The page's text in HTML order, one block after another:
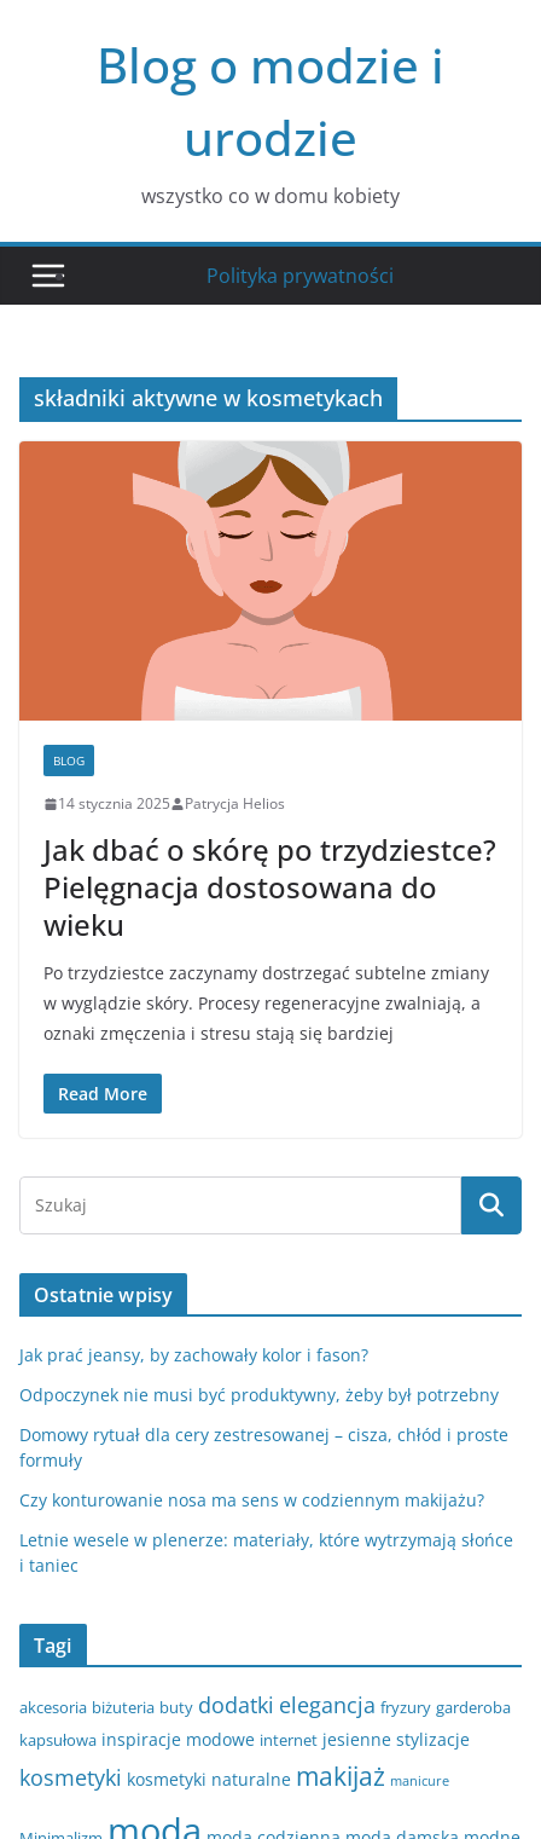
Blog o modzie i
urodzie
wszystko co w domu kobiety
Polityka prywatności
składniki aktywne w kosmetykach
BLOG
14 stycznia 2025 Patrycja Helios
Jak dbać o skórę po trzydziestce?
Pielęgnacja dostosowana do
wieku
Po trzydziestce zaczynamy dostrzegać subtelne zmiany
w wyglądzie skóry. Procesy regeneracyjne zwalniają, a
oznaki zmęczenia i stresu stają się bardziej
Read More
Ostatnie wpisy
Jak prać jeansy, by zachowały kolor i fason?
Odpoczynek nie musi być produktywny, żeby był potrzebny
Domowy rytuał dla cery zestresowanej – cisza, chłód i proste
formuły
Czy konturowanie nosa ma sens w codziennym makijażu?
Letnie wesele w plenerze: materiały, które wytrzymają słońce
i taniec
Tagi
akcesoria biżuteria buty dodatki elegancja fryzury garderoba
kapsułowa inspiracje modowe internet jesienne stylizacje
kosmetyki kosmetyki naturalne makijaż manicure